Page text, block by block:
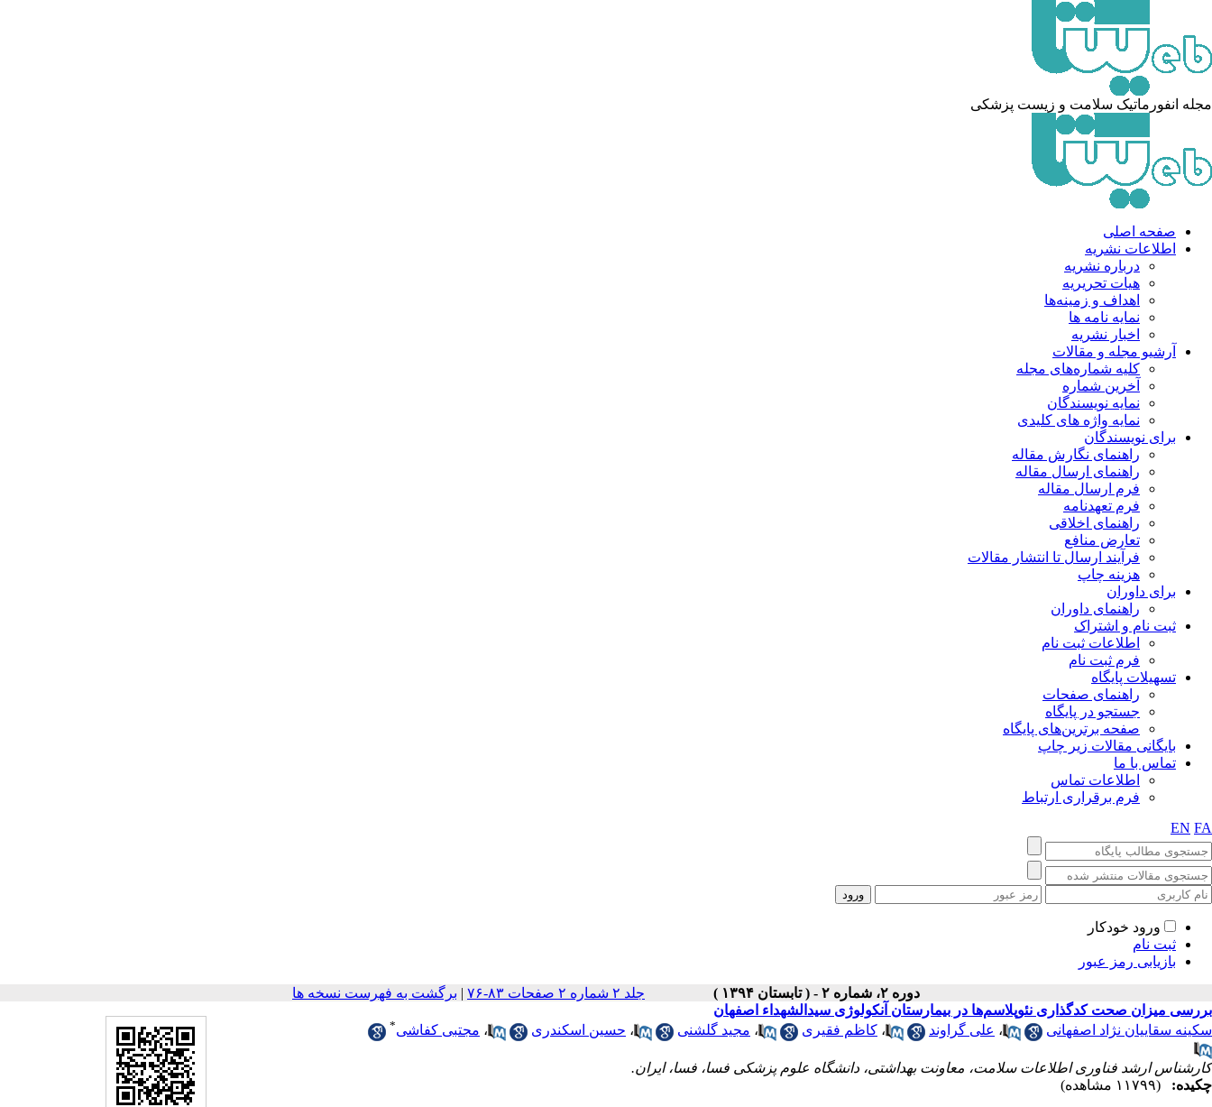
مجله انفورماتیک سلامت و زیست پزشکی
صفحه اصلی
اطلاعات نشریه
درباره نشریه
هیات تحریریه
اهداف و زمینه‌ها
نمایه نامه ها
اخبار نشریه
آرشیو مجله و مقالات
کلیه شماره‌های مجله
آخرین شماره
نمایه نویسندگان
نمایه واژه های کلیدی
برای نویسندگان
راهنمای نگارش مقاله
راهنمای ارسال مقاله
فرم ارسال مقاله
فرم تعهدنامه
راهنمای اخلاقی
تعارض منافع
فرآیند ارسال تا انتشار مقالات
هزینه چاپ
برای داوران
راهنمای داوران
ثبت نام و اشتراک
اطلاعات ثبت نام
فرم ثبت نام
تسهیلات پایگاه
راهنمای صفحات
جستجو در پایگاه
صفحه برترین‌های پایگاه
بایگانی مقالات زیر چاپ
تماس با ما
اطلاعات تماس
فرم برقراری ارتباط
EN FA
ورود خودکار
ثبت نام
بازیابی رمز عبور
دوره ۲، شماره ۲ - ( تابستان ۱۳۹۴ ) جلد ۲ شماره ۲ صفحات ۸۳-۷۶ | برگشت به فهرست نسخه ها
بررسی میزان صحت کدگذاری نئوپلاسم‌ها در بیمارستان آنکولوژی سیدالشهداء اصفهان
سکینه سقاییان نژاد اصفهانی
، علی گراوند ، کاظم فقیری ، مجید گلشنی ، حسین اسکندری ، مجتبی کفاشی*
کارشناس ارشد فناوری اطلاعات سلامت، معاونت بهداشتی، دانشگاه علوم پزشکی فسا، فسا، ایران.
چکیده:
(۱۱۷۹۹ مشاهده)